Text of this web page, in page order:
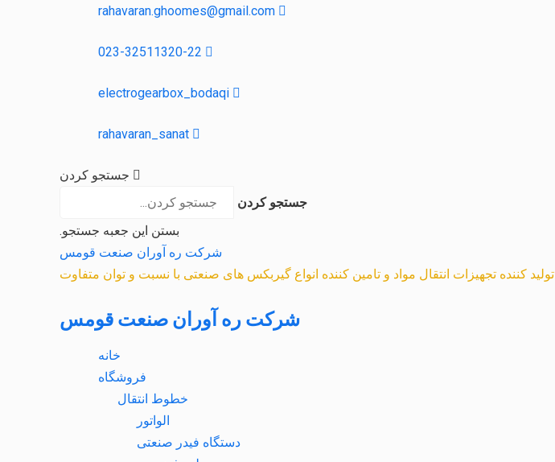
rahavaran.ghoomes@gmail.com
023-32511320-22
electrogearbox_bodaqi
rahavaran_sanat
جستجو کردن
جستجو کردن
بستن این جعبه جستجو.
شرکت ره آوران صنعت قومس
تولید کننده تجهیزات انتقال مواد و تامین کننده انواع گیربکس های صنعتی با نسبت و توان متفاوت
شرکت ره آوران صنعت قومس
خانه
فروشگاه
خطوط انتقال
الواتور
دستگاه فیدر صنعتی